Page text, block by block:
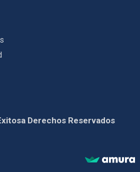
Derechos Reservados